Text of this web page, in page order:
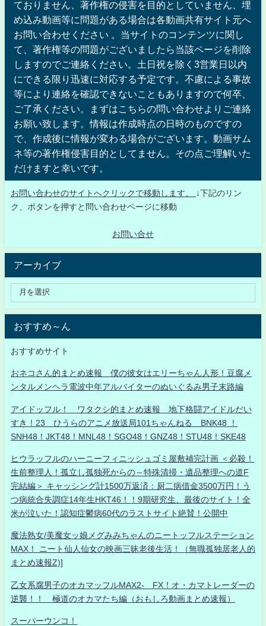
ておりません、著作権の侵害を目的としていません、埋
め込み動画等に問題がある場合は各動画共有サイト元へ
お問い合わせください 。当サイトのコンテンツに関し
て、著作権等の問題がございましたら当該ページを削除
しますのでご連絡ください。土日祝を除く3営業日以内
にできる限り迅速に対応する予定です。不慮による事故
等により連絡を確認できないこともありますので何卒、
ご了承ください。まずはこちらの問い合わせよりご連絡
お願い致します。情報は作成時点の日時のものですの
で、作成後に情報が変わる場合がございます。動画サム
ネ等の著作権侵害目的としてません。その点ご理解いた
だけますと幸いです。
お問い合わせのサイトへクリックで移動します。
↓下記のリン
ク、ボタンを押すと問い合わせページに移動
お問い合せ
アーカイブ
おすすめ～ん
おすすめサイト
おネコさん的まとめ速報 僕の彼女はエリーちゃん人形！豆腐メ
ンタルメンヘラ電波中年アルバイターのぬいぐるみ男子末路編
アイドッフル！ ワタクシ的まとめ速報 地下格闘アイドルだい
すき！23 ひうらのアニメ放送局101ちゃんねる BNK48 ！
SNH48！JKT48！MNL48！SGO48！GNZ48！STU48！SKE48
ヒウラッフルのハーニーフィニッシュゴミ屋敷補完計画 ＜必殺！
生前整理人！孤立し孤独死からの～特殊清掃・遺品整理への道F
完結編＞ キャッシング計1500万返済：厨二病借金3500万円！う
つ病統合失調症14年生HKT46！！9期研究生、最後のサイト！全
米が泣いた！認知症鬱病60代のラストサイト絶賛！公開中
魔法熟女/美魔女ッ娘メグみみちゃんのニートッフルステーション
MAX！ ニート仙人仙女の映画三昧老後生活！（無職孤独居老人的
まとめ速報Z)]
乙女系腐男子のオカマッフルMAX2- FX！オ・カマトレーダーの
逆襲！！ 極道のオカマたち編（おもしろ動画まとめ速報）
スーパーウンコ！